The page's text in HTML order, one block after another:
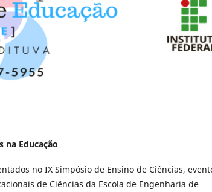
na Educação
no IX Simpósio de Ensino de Ciências,
de Ciências da Escola de Engenharia de